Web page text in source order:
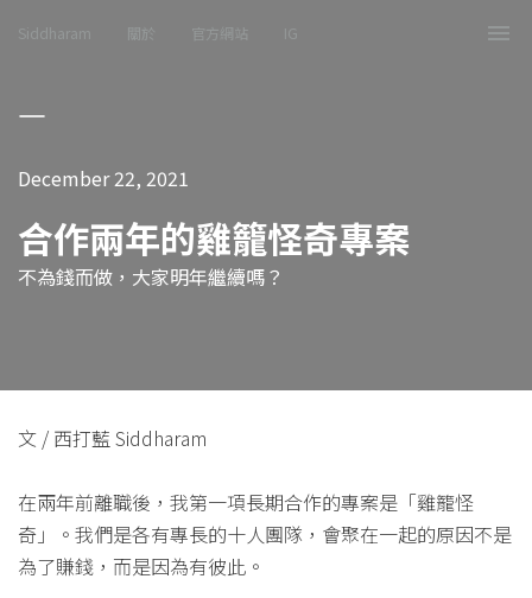
Siddharam 關於 官方網站 IG
December 22, 2021
合作兩年的雞籠怪奇專案
不為錢而做，大家明年繼續嗎？
文 / 西打藍 Siddharam
在兩年前離職後，我第一項長期合作的專案是「雞籠怪
奇」。我們是各有專長的十人團隊，會聚在一起的原因不是
為了賺錢，而是因為有彼此。